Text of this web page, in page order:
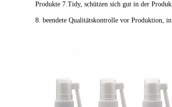
Produkte 7.Tidy, schützen sich gut in der
8. beendete Qualitätskontrolle vor Produktion,